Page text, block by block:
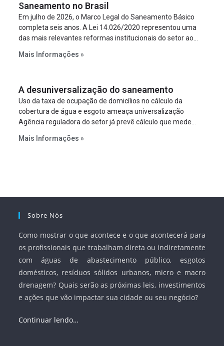
Saneamento no Brasil
Em julho de 2026, o Marco Legal do Saneamento Básico
completa seis anos. A Lei 14.026/2020 representou uma
das mais relevantes reformas institucionais do setor ao
serviços, ampliar a participação da iniciativa privada,
à segurança jurídica dos contratos.
Mais Informações »
A desuniversalização do saneamento
Uso da taxa de ocupação de domicílios no cálculo da
cobertura de água e esgoto ameaça universalização
Agência reguladora do setor já prevê cálculo que mede
Mais Informações »
Sobre Nós
Como mostrar o que acontece e o que acontecerá para
os profissionais que trabalham direta ou indiretamente
com águas de abastecimento público, esgotos
domésticos, resíduos sólidos urbanos, micro e macro
drenagem? Quais serão as próximas leis, investimentos
e ações que vão impactar sua cidade ou seu negócio?
Continuar lendo…